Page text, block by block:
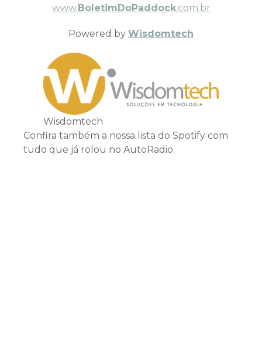
www.BoletimDoPaddock.com.br
Powered by Wisdomtech
Wisdomtech
Confira também a nossa lista do Spotify com
tudo que já rolou no AutoRadio.